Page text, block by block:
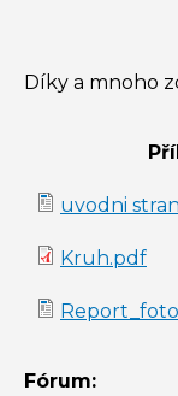
Díky a mnoho
uvodni
Kruh.pdf
Fórum: